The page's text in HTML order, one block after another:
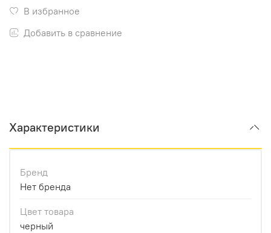
В избранное
Добавить в сравнение
Характеристики
Бренд
Нет бренда
Цвет товара
черный